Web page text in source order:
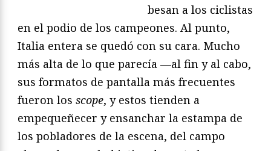
besan a los ciclistas
en el podio de los campeones. Al punto,
Italia entera se quedó con su cara. Mucho
más alta de lo que parecía —al fin y al cabo,
sus formatos de pantalla más frecuentes
fueron los scope, y estos tienden a
empequeñecer y ensanchar la estampa de
los pobladores de la escena, del campo